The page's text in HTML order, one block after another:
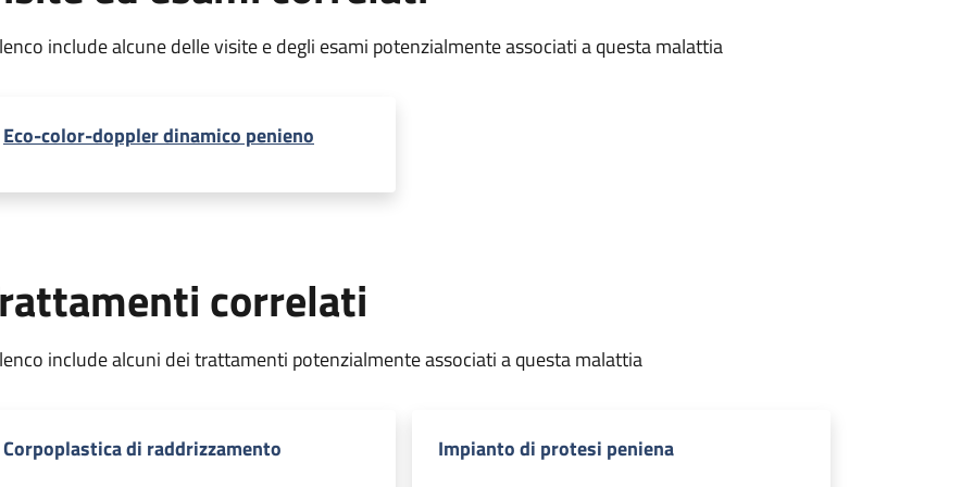
include alcune delle visite e degli esami potenzialmente associati a questa malattia
Eco-color-doppler dinamico penieno
correlati
include alcuni dei trattamenti potenzialmente associati a questa malattia
Corpoplastica di raddrizzamento Impianto di protesi peniena